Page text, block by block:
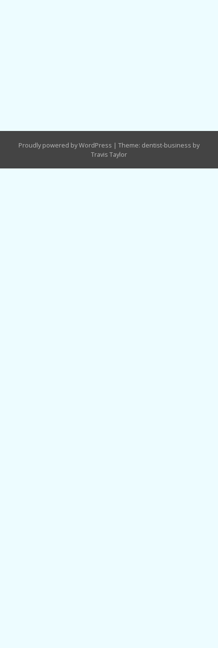
Proudly powered by WordPress | Theme: dentist-business by
Travis Taylor